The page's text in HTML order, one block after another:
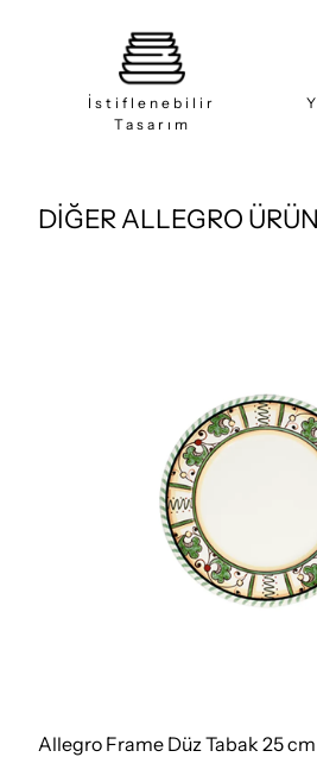
İstiflenebilir
Tasarım
DİĞER ALLEGRO
Allegro Frame Düz Tabak 25 cm